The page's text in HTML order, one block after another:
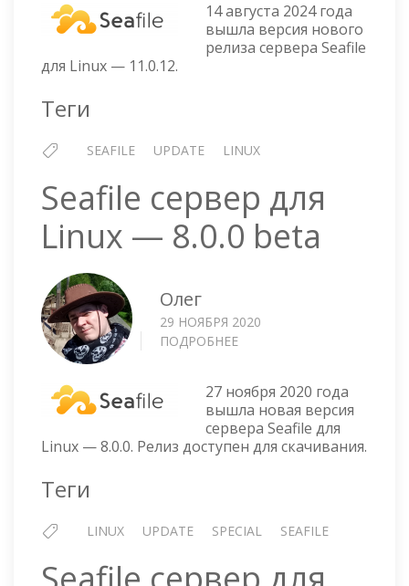
ДЛЯ
LINUX
—
14 августа 2024 года
вышла версия нового
релиза сервера Seafile
для Linux — 11.0.12.
Теги
SEAFILE UPDATE LINUX
Seafile сервер для
Linux — 8.0.0 beta
Олег
29 НОЯБРЯ 2020
ПОДРОБНЕЕ
ДЛЯ
LINUX
—
8.0.0
27 ноября 2020 года
вышла новая версия
сервера Seafile для
Linux — 8.0.0. Релиз доступен для скачивания.
Теги
LINUX UPDATE SPECIAL SEAFILE